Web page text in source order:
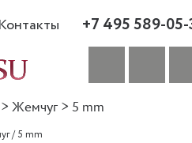
Контакты +7 495 589-
> Жемчуг > 5 mm
/5 mm